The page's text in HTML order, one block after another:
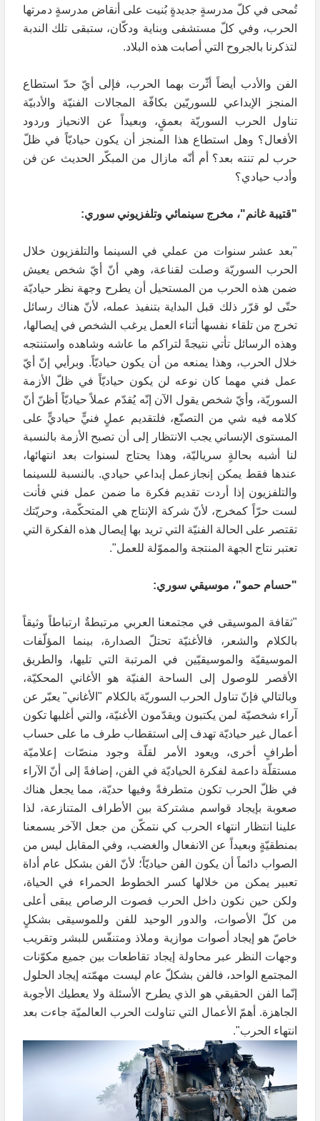
تُمحى في كلّ مدرسةٍ جديدةٍ بُنيت على أنقاض مدرسةٍ دمرتها
الحرب، وفي كلّ مستشفى وبناية ودكّان، ستبقى تلك الندبة
لتذكرنا بالجروح التي أصابت هذه البلاد.
الفن والأدب أيضاً أثّرت بهما الحرب، فإلى أيّ حدّ استطاع
المنجز الإبداعي للسوريّين بكافّة المجالات الفنيّة والأدبيّة
تناول الحرب السوريّة بعمقٍ، وبعيداً عن الانحياز وردود
الأفعال؟ وهل استطاع هذا المنجز أن يكون حياديّاً في ظلّ
حرب لم تنته بعد؟ أم أنّه مازال من المبكّر الحديث عن فن
وأدب حيادي؟
"قتيبة غانم"، مخرج سينمائي وتلفزيوني سوري:
"بعد عشر سنوات من عملي في السينما والتلفزيون خلال
الحرب السوريّة وصلت لقناعة، وهي أنّ أيّ شخص يعيش
ضمن هذه الحرب من المستحيل أن يطرح وجهة نظر حياديّة
حتّى لو قرّر ذلك قبل البداية بتنفيذ عمله، لأنّ هناك رسائل
تخرج من تلقاء نفسها أثناء العمل يرغب الشخص في إيصالها،
وهذه الرسائل تأتي نتيجةً لتراكم ما عاشه وشاهده واستنتجه
خلال الحرب، وهذا يمنعه من أن يكون حياديّاً. وبرأيي إنّ أيّ
عمل فني مهما كان نوعه لن يكون حياديّاً في ظلّ الأزمة
السوريّة، وأيّ شخص يقول الآن إنّه يُقدّم عملاً حياديّاً أظنّ أنّ
كلامه فيه شي من التصنّع، فلتقديم عملٍ فنيٍّ حياديٍّ على
المستوى الإنساني يجب الانتظار إلى أن تصبح الأزمة بالنسبة
لنا أشبه بحالةٍ سرياليّة، وهذا يحتاج لسنوات بعد انتهائها،
عندها فقط يمكن إنجازعمل إبداعي حيادي. بالنسبة للسينما
والتلفزيون إذا أردت تقديم فكرة ما ضمن عمل فني فأنت
لست حرّاً كمخرج، لأنّ شركة الإنتاج هي المتحكّمة، وحريّتك
تقتصر على الحالة الفنيّة التي تريد بها إيصال هذه الفكرة التي
تعتبر نتاج الجهة المنتجة والمموّلة للعمل".
"حسام حمو"، موسيقي سوري:
"ثقافة الموسيقى في مجتمعنا العربي مرتبطةٌ ارتباطاً وثيقاً
بالكلام والشعر، فالأغنيّة تحتلّ الصدارة، بينما المؤلّفات
الموسيقيّة والموسيقيّين في المرتبة التي تليها، والطريق
الأقصر للوصول إلى الساحة الفنيّة هو الأغاني المحكيّة،
وبالتالي فإنّ تناول الحرب السوريّة بالكلام "الأغاني" يعبّر عن
آراء شخصيّة لمن يكتبون ويقدّمون الأغنيّة، والتي أغلبها تكون
أعمال غير حياديّة تهدف إلى استقطاب طرف ما على حساب
أطرافٍ أخرى، ويعود الأمر لقلّة وجود منصّات إعلاميّة
مستقلّة داعمة لفكرة الحياديّة في الفن، إضافةً إلى أنّ الآراء
في ظلّ الحرب تكون متطرفةً وفيها حديّة، مما يجعل هناك
صعوبة بإيجاد قواسم مشتركة بين الأطراف المتنازعة، لذا
علينا انتظار انتهاء الحرب كي نتمكّن من جعل الآخر يسمعنا
بمنطقيّةٍ وبعيداً عن الانفعال والغضب، وفي المقابل ليس من
الصواب دائماً أن يكون الفن حياديّاً؛ لأنّ الفن بشكل عام أداة
تعبير يمكن من خلالها كسر الخطوط الحمراء في الحياة،
ولكن حين نكون داخل الحرب فصوت الرصاص يبقى أعلى
من كلّ الأصوات، والدور الوحيد للفن وللموسيقى بشكلٍ
خاصّ هو إيجاد أصوات موازية وملاذ ومتنفّس للبشر وتقريب
وجهات النظر عبر محاولة إيجاد تقاطعات بين جميع مكوّنات
المجتمع الواحد، فالفن بشكلّ عام ليست مهمّته إيجاد الحلول
إنّما الفن الحقيقي هو الذي يطرح الأسئلة ولا يعطيك الأجوبة
الجاهزة. أهمّ الأعمال التي تناولت الحرب العالميّة جاءت بعد
انتهاء الحرب".